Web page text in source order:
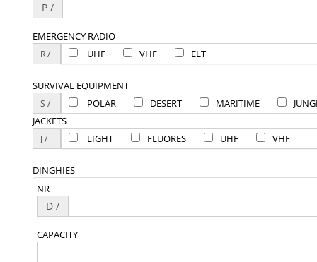
P /
EMERGENCY RADIO
UHF
VHF ELT
SURVIVAL EQUIPMENT
POLAR
DESERT MARITIME
JACKETS
LIGHT
FLUORES UHF VHF
DINGHIES
NR
D /
CAPACITY